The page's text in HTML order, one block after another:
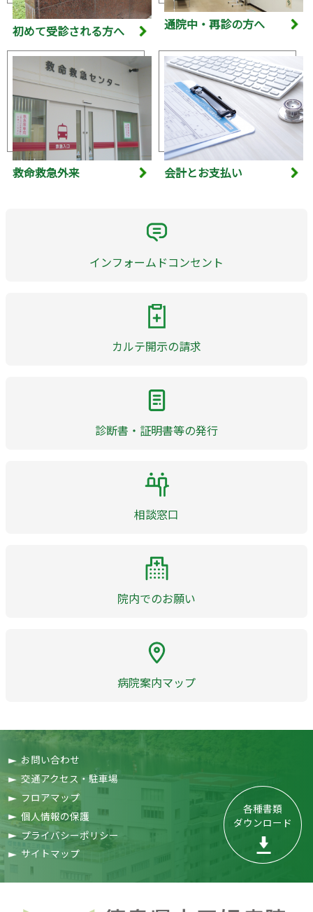
初めて受診される方へ 通院中・再診の方へ
救命救急外来 会計とお支払い
インフォームドコンセント
カルテ開示の請求
診断書・証明書等の発行
相談窓口
院内でのお願い
病院案内マップ
お問い合わせ
交通アクセス・駐車場
フロアマップ
個人情報の保護
プライバシーポリシー
サイトマップ
各種書類
ダウンロード